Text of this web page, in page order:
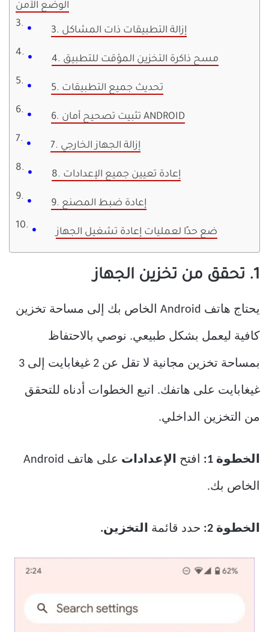
الوضع الآمن
3. إزالة التطبيقات ذات المشاكل
4. مسح ذاكرة التخزين المؤقت للتطبيق
5. تحديث جميع التطبيقات
6. تثبيت تصحيح أمان ANDROID
7. إزالة الجهاز الخارجي
8. إعادة تعيين جميع الإعدادات
9. إعادة ضبط المصنع
ضع حدًا لعمليات إعادة تشغيل الجهاز
1. تحقق من تخزين الجهاز
يحتاج هاتف Android الخاص بك إلى مساحة تخزين
كافية ليعمل بشكل طبيعي. نوصي بالاحتفاظ
بمساحة تخزين مجانية لا تقل عن 2 غيغابايت إلى 3
غيغابايت على هاتفك. اتبع الخطوات أدناه للتحقق
من التخزين الداخلي.
الخطوة 1: افتح الإعدادات على هاتف Android
الخاص بك.
الخطوة 2: حدد قائمة التخزين.